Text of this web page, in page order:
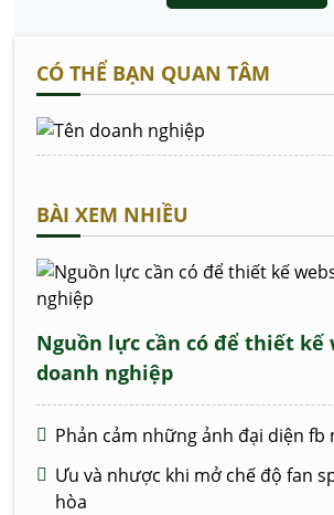
CÓ THỂ BẠN QUAN TÂM
BÀI XEM NHIỀU
Nguồn lực cần có để thiết kế
doanh nghiệp
Phản cảm những ảnh đại diện fb
Ưu và nhược khi mở chế độ fan
hòa